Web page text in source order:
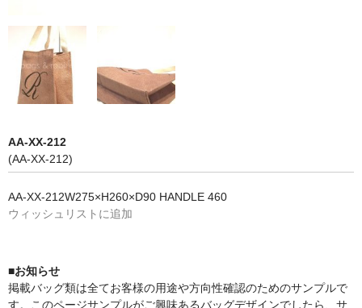
AA-XX-212
(AA-XX-212)
AA-XX-212W275×H260×D90 HANDLE 460
ウィッシュリストに追加
■お知らせ
掲載バッグ類は全てお客様の用途や方向性確認のためのサンプルで
す。このページサンプルがご興味あるバッグデザインでしたら、サ